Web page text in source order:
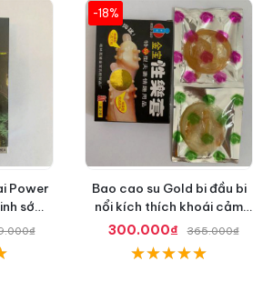
Power
sớm
-18%
Bao cao su Gold bi đầu bi
nổi kích thích khoái cảm
nhiều
300.000₫ 365.000₫